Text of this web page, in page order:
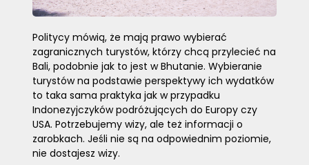
Politycy mówią, że mają prawo wybierać
zagranicznych turystów, którzy chcą przylecieć na
Bali, podobnie jak to jest w Bhutanie. Wybieranie
turystów na podstawie perspektywy ich wydatków
to taka sama praktyka jak w przypadku
Indonezyjczyków podróżujących do Europy czy
USA. Potrzebujemy wizy, ale też informacji o
zarobkach. Jeśli nie są na odpowiednim poziomie,
nie dostajesz wizy.